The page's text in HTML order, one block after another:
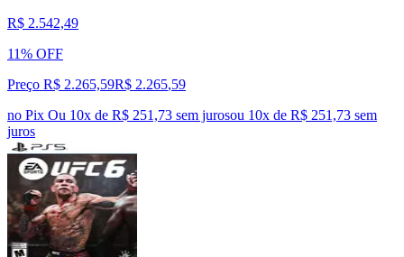
R$ 2.542,49
11% OFF
Preço R$ 2.265,59R$ 2.265,59
no Pix Ou 10x de R$ 251,73 sem jurosou 10x de R$ 251,73 sem
juros